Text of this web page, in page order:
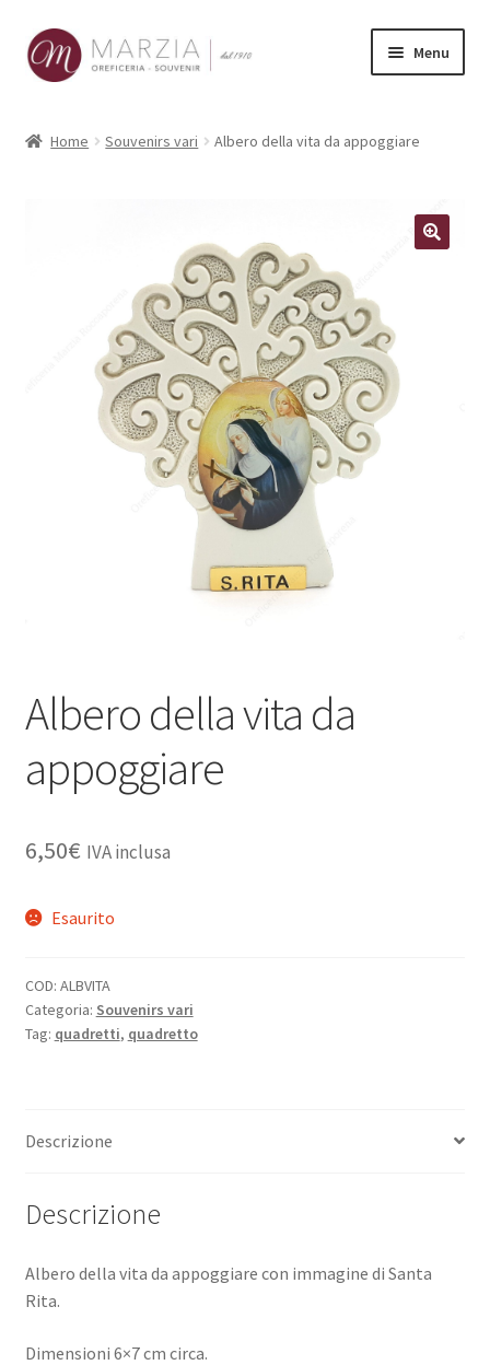
Vai
alla
Vai
al
Menu
Home Souvenirs vari Albero della vita da appoggiare
Albero della vita da
appoggiare
6,50€ IVA inclusa
Esaurito
COD: ALBVITA
Categoria: Souvenirs vari
Tag: quadretti, quadretto
Descrizione
Descrizione
Albero della vita da appoggiare con immagine di Santa
Rita.
Dimensioni 6×7 cm circa.